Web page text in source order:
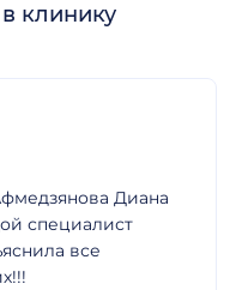
клинику
Диана
специалист
все